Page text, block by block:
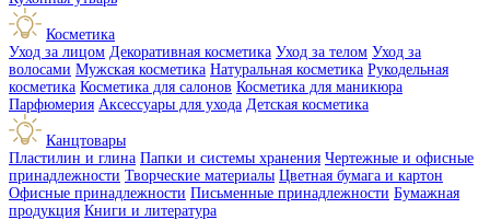
Косметика
Уход за лицом Декоративная косметика Уход за телом Уход за
волосами Мужская косметика Натуральная косметика Рукодельная
косметика Косметика для салонов Косметика для маникюра
Парфюмерия Аксессуары для ухода Детская косметика
Канцтовары
Пластилин и глина Папки и системы хранения Чертежные и офисные
принадлежности Творческие материалы Цветная бумага и картон
Офисные принадлежности Письменные принадлежности Бумажная
продукция Книги и литература